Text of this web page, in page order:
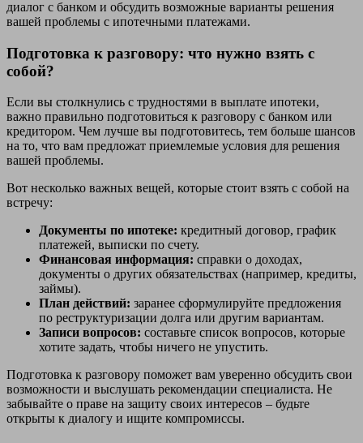
диалог с банком и обсудить возможные варианты решения
вашей проблемы с ипотечными платежами.
Подготовка к разговору: что нужно взять с
собой?
Если вы столкнулись с трудностями в выплате ипотеки,
важно правильно подготовиться к разговору с банком или
кредитором. Чем лучше вы подготовитесь, тем больше шансов
на то, что вам предложат приемлемые условия для решения
вашей проблемы.
Вот несколько важных вещей, которые стоит взять с собой на
встречу:
Документы по ипотеке: кредитный договор, график
платежей, выписки по счету.
Финансовая информация: справки о доходах,
документы о других обязательствах (например, кредиты,
займы).
План действий: заранее сформулируйте предложения
по реструктуризации долга или другим вариантам.
Записи вопросов: составьте список вопросов, которые
хотите задать, чтобы ничего не упустить.
Подготовка к разговору поможет вам уверенно обсудить свои
возможности и выслушать рекомендации специалиста. Не
забывайте о праве на защиту своих интересов – будьте
открыты к диалогу и ищите компромиссы.